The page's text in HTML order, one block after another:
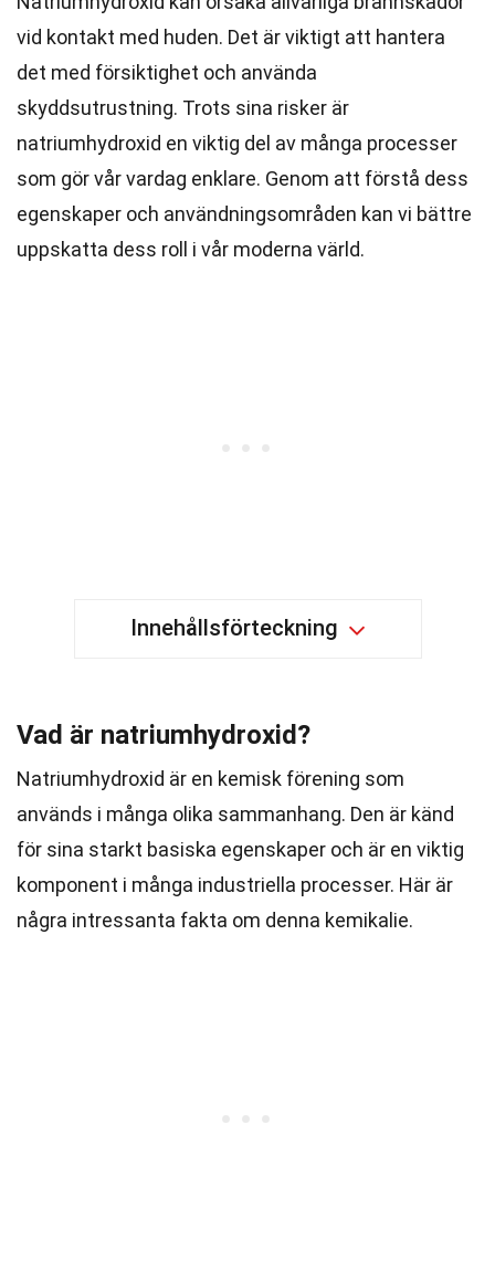
vid kontakt med huden. Det är viktigt att hantera
det med försiktighet och använda
skyddsutrustning. Trots sina risker är
natriumhydroxid en viktig del av många processer
som gör vår vardag enklare. Genom att förstå dess
egenskaper och användningsområden kan vi bättre
uppskatta dess roll i vår moderna värld.
Innehållsförteckning
Vad är natriumhydroxid?
Natriumhydroxid är en kemisk förening som
används i många olika sammanhang. Den är känd
för sina starkt basiska egenskaper och är en viktig
komponent i många industriella processer. Här är
några intressanta fakta om denna kemikalie.